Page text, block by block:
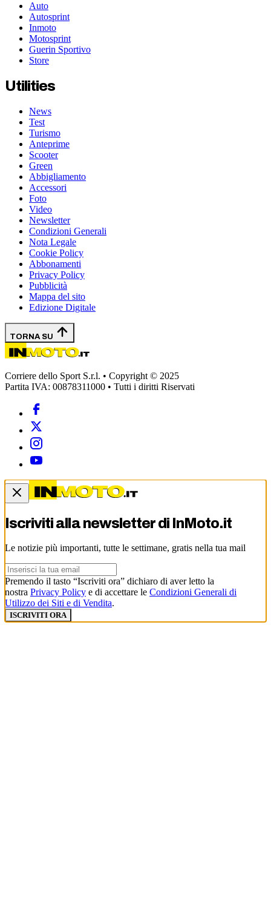
Auto
Autosprint
Inmoto
Motosprint
Guerin Sportivo
Store
Utilities
News
Test
Turismo
Anteprime
Scooter
Green
Abbigliamento
Accessori
Foto
Video
Newsletter
Condizioni Generali
Nota Legale
Cookie Policy
Abbonamenti
Privacy Policy
Pubblicità
Mappa del sito
Edizione Digitale
TORNA SU
Corriere dello Sport S.r.l. • Copyright © 2025
Partita IVA: 00878311000 • Tutti i diritti Riservati
Iscriviti alla newsletter di InMoto.it
Le notizie più importanti, tutte le settimane, gratis nella tua mail
Premendo il tasto “Iscriviti ora” dichiaro di aver letto la
nostra Privacy Policy e di accettare le Condizioni Generali di
Utilizzo dei Siti e di Vendita.
ISCRIVITI ORA